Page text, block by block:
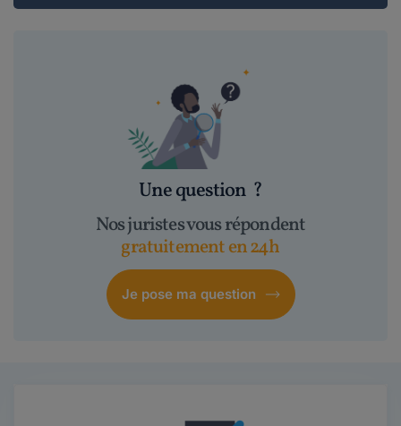
Une question ?
Nos juristes vous répondent
gratuitement en 24h
Je pose ma question